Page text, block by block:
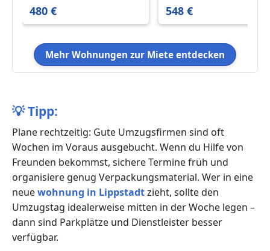
480 € 548 €
Mehr Wohnungen zur Miete entdecken
💡Tipp:
Plane rechtzeitig: Gute Umzugsfirmen sind oft
Wochen im Voraus ausgebucht. Wenn du Hilfe von
Freunden bekommst, sichere Termine früh und
organisiere genug Verpackungsmaterial. Wer in eine
neuewohnung in Lippstadtzieht, sollte den
Umzugstag idealerweise mitten in der Woche legen –
dann sind Parkplätze und Dienstleister besser
verfügbar.